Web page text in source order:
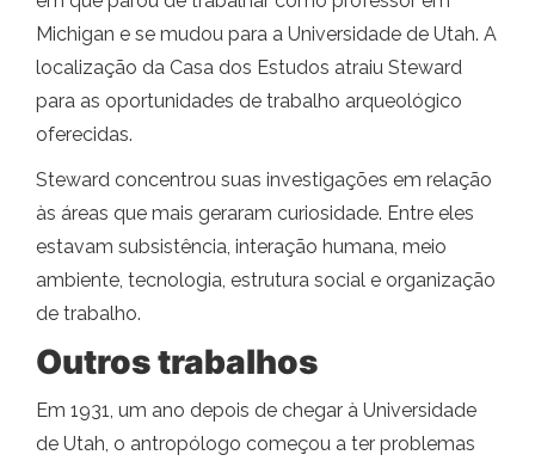
Michigan e se mudou para a Universidade de Utah. A
localização da Casa dos Estudos atraiu Steward
para as oportunidades de trabalho arqueológico
oferecidas.
Steward concentrou suas investigações em relação
às áreas que mais geraram curiosidade. Entre eles
estavam subsistência, interação humana, meio
ambiente, tecnologia, estrutura social e organização
de trabalho.
Outros trabalhos
Em 1931, um ano depois de chegar à Universidade
de Utah, o antropólogo começou a ter problemas